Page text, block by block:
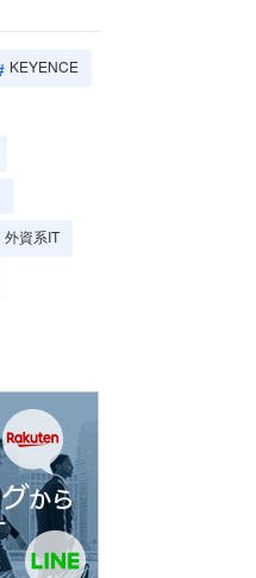
KEYENCE
外資系IT